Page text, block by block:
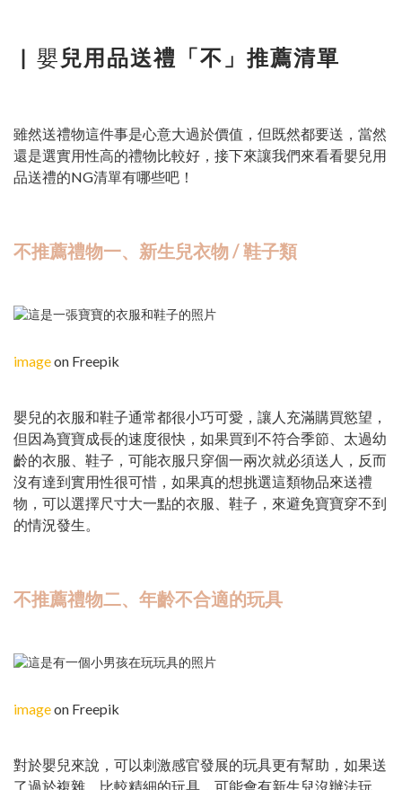
▏嬰 兒用品送禮「不」推薦清單
雖然送禮物這件事是心意大過於價值，但既然都要送，當然
還是選實用性高的禮物比較好，接下來讓我們來看看嬰兒用
品送禮的NG清單有哪些吧！
不推薦禮物一、新生兒衣物 / 鞋子類
imageon Freepik
嬰兒的衣服和鞋子通常都很小巧可愛，讓人充滿購買慾望，
但因為寶寶成長的速度很快，如果買到不符合季節、太過幼
齡的衣服、鞋子，可能衣服只穿個一兩次就必須送人，反而
沒有達到實用性很可惜，如果真的想挑選這類物品來送禮
物，可以選擇尺寸大一點的衣服、鞋子，來避免寶寶穿不到
的情況發生。
不推薦禮物二、年齡不合適的玩具
imageon Freepik
對於嬰兒來說，可以刺激感官發展的玩具更有幫助，如果送
了過於複雜、比較精細的玩具，可能會有新生兒沒辦法玩、